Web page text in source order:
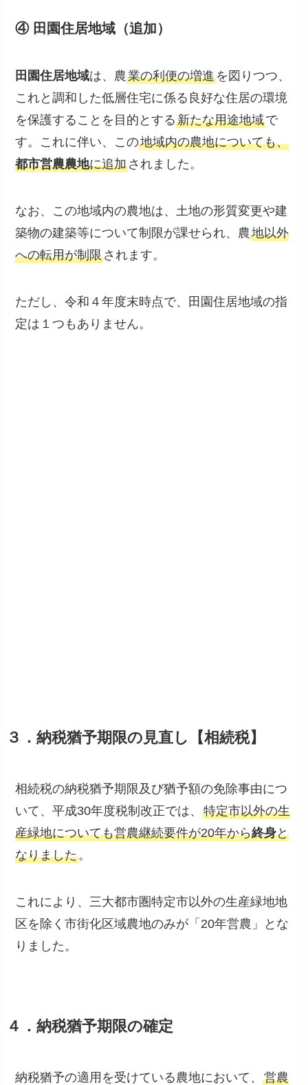
④ 田園住居地域（追加）
田園住居地域は、農業の利便の増進を図りつつ、
これと調和した低層住宅に係る良好な住居の環境
を保護することを目的とする新たな用途地域で
す。これに伴い、この地域内の農地についても、
都市営農農地に追加されました。
なお、この地域内の農地は、土地の形質変更や建
築物の建築等について制限が課せられ、農地以外
への転用が制限されます。
ただし、令和４年度末時点で、田園住居地域の指
定は１つもありません。
３．納税猶予期限の見直し【相続税】
相続税の納税猶予期限及び猶予額の免除事由につ
いて、平成30年度税制改正では、特定市以外の生
産緑地についても営農継続要件が20年から終身と
なりました。
これにより、三大都市圏特定市以外の生産緑地地
区を除く市街化区域農地のみが「20年営農」とな
りました。
４．納税猶予期限の確定
納税猶予の適用を受けている農地において、営農